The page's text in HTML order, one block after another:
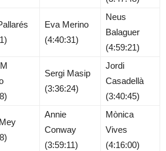
Eva Merino
(4:40:31)
Neus
Balaguer
(4:59:21)
Sergi Masip
(3:36:24)
Jordi
Casadellà
(3:40:45)
Annie
Conway
(3:59:11)
Mònica
Vives
(4:16:00)